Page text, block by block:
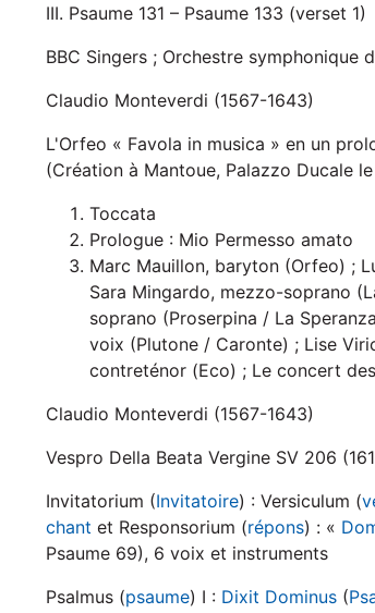
III. Psaume 131 – Psaume 133 (verset 1)
BBC Singers ; Orchestre symphonique
Claudio Monteverdi (1567-1643)
L'Orfeo « Favola in musica » en un
(Création à Mantoue, Palazzo Ducale
Toccata
Prologue : Mio Permesso amato
Marc Mauillon, baryton (Orfeo) ;
Sara Mingardo, mezzo-soprano
soprano (Proserpina / La
voix (Plutone / Caronte) ; Lise
contreténor (Eco) ; Le concert
Claudio Monteverdi (1567-1643)
Vespro Della Beata Vergine SV 206
Invitatorium (Invitatoire) : Versiculum (
chant et Responsorium (répons) : «
Psaume 69), 6 voix et instruments
Psalmus (psaume) I : Dixit Dominus (